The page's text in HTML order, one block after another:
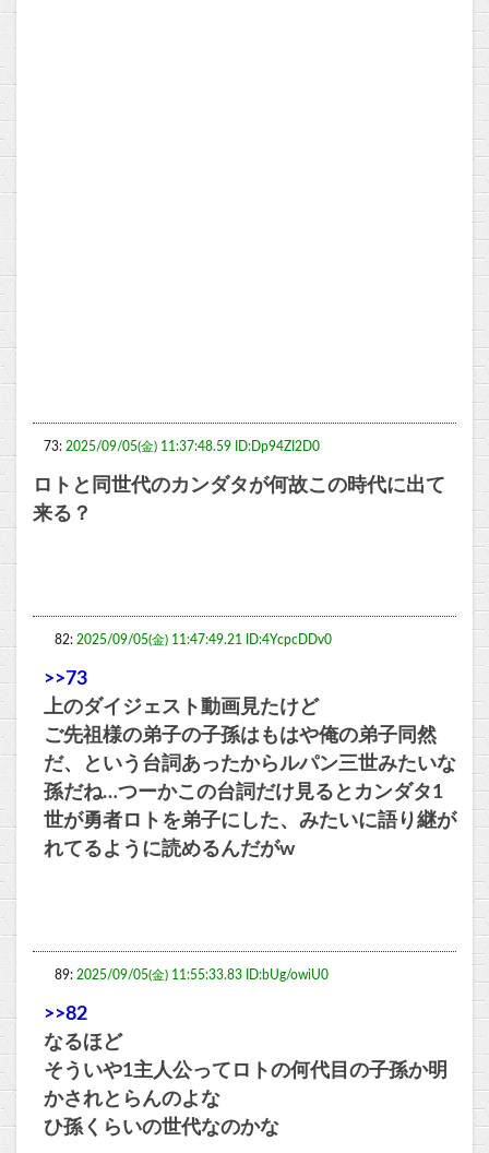
73: 2025/09/05(金) 11:37:48.59 ID:Dp94ZI2D0
ロトと同世代のカンダタが何故この時代に出て
来る？
82: 2025/09/05(金) 11:47:49.21 ID:4YcpcDDv0
>>73
上のダイジェスト動画見たけど
ご先祖様の弟子の子孫はもはや俺の弟子同然
だ、という台詞あったからルパン三世みたいな
孫だね…つーかこの台詞だけ見るとカンダタ1
世が勇者ロトを弟子にした、みたいに語り継が
れてるように読めるんだがw
89: 2025/09/05(金) 11:55:33.83 ID:bUg/owiU0
>>82
なるほど
そういや1主人公ってロトの何代目の子孫か明
かされとらんのよな
ひ孫くらいの世代なのかな